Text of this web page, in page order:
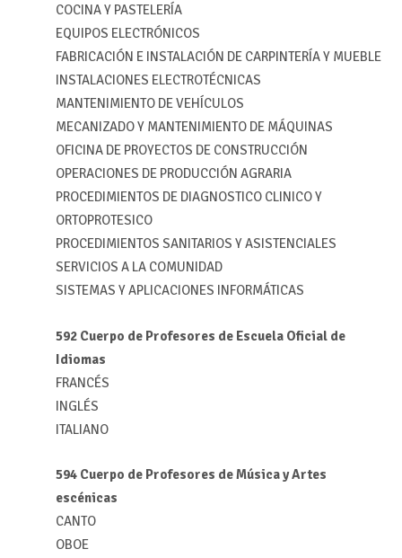
COCINA Y PASTELERÍA
EQUIPOS ELECTRÓNICOS
FABRICACIÓN E INSTALACIÓN DE CARPINTERÍA Y MUEBLE
INSTALACIONES ELECTROTÉCNICAS
MANTENIMIENTO DE VEHÍCULOS
MECANIZADO Y MANTENIMIENTO DE MÁQUINAS
OFICINA DE PROYECTOS DE CONSTRUCCIÓN
OPERACIONES DE PRODUCCIÓN AGRARIA
PROCEDIMIENTOS DE DIAGNOSTICO CLINICO Y
ORTOPROTESICO
PROCEDIMIENTOS SANITARIOS Y ASISTENCIALES
SERVICIOS A LA COMUNIDAD
SISTEMAS Y APLICACIONES INFORMÁTICAS
592 Cuerpo de Profesores de Escuela Oficial de
Idiomas
FRANCÉS
INGLÉS
ITALIANO
594 Cuerpo de Profesores de Música y Artes
escénicas
CANTO
OBOE